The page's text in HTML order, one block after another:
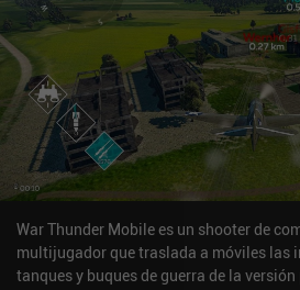
War Thunder Mobile es un shooter de
multijugador que traslada a móviles las
tanques y buques de guerra de la versión para